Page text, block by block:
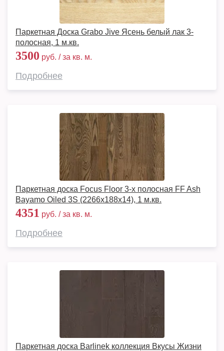
Паркетная Доска Grabo Jive Ясень белый лак 3-
полосная, 1 м.кв.
3500 руб. / за кв. м.
Подробнее
Паркетная доска Focus Floor 3-х полосная FF Ash
Bayamo Oiled 3S (2266х188х14), 1 м.кв.
4351 руб. / за кв. м.
Подробнее
Паркетная доска Barlinek коллекция Вкусы Жизни